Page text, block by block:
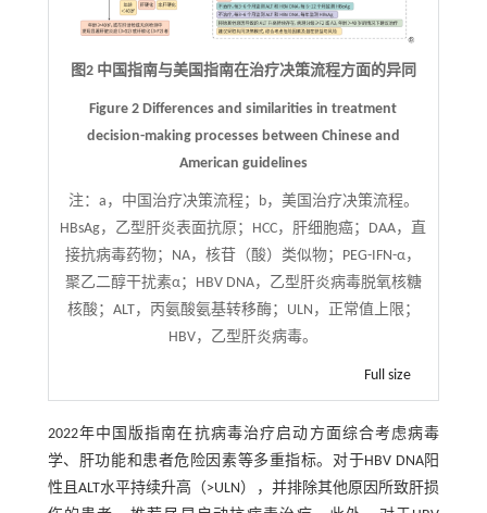
图2 中国指南与美国指南在治疗决策流程方面的异同
Figure 2 Differences and similarities in treatment
decision-making processes between Chinese and
American guidelines
注： a，中国治疗决策流程；b，美国治疗决策流程。
HBsAg，乙型肝炎表面抗原；HCC，肝细胞癌；DAA，直
接抗病毒药物；NA，核苷（酸）类似物；PEG-IFN-α，
聚乙二醇干扰素α；HBV DNA，乙型肝炎病毒脱氧核糖
核酸；ALT，丙氨酸氨基转移酶；ULN，正常值上限；
HBV，乙型肝炎病毒。
Full size
2022年中国版指南在抗病毒治疗启动方面综合考虑病毒
学、肝功能和患者危险因素等多重指标。对于HBV DNA阳
性且ALT水平持续升高（>ULN），并排除其他原因所致肝损